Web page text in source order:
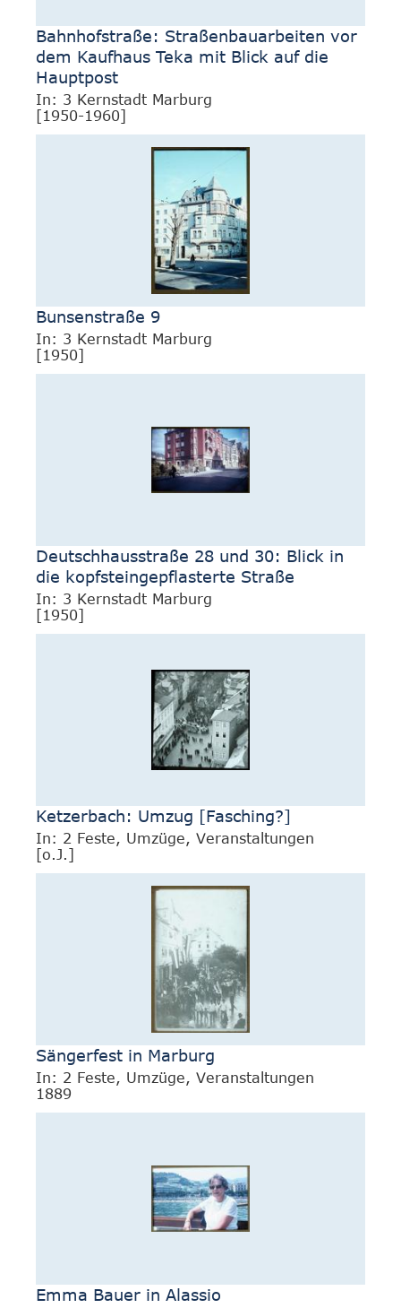
Bahnhofstraße: Straßenbauarbeiten vor
dem Kaufhaus Teka mit Blick auf die
Hauptpost
In: 3 Kernstadt Marburg
[1950-1960]
Bunsenstraße 9
In: 3 Kernstadt Marburg
[1950]
Deutschhausstraße 28 und 30: Blick in
die kopfsteingepflasterte Straße
In: 3 Kernstadt Marburg
[1950]
Ketzerbach: Umzug [Fasching?]
In: 2 Feste, Umzüge, Veranstaltungen
[o.J.]
Sängerfest in Marburg
In: 2 Feste, Umzüge, Veranstaltungen
1889
Emma Bauer in Alassio